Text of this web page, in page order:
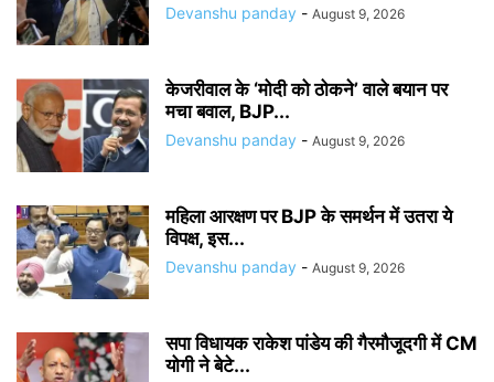
Devanshu panday - August 9, 2026
केजरीवाल के ‘मोदी को ठोकने’ वाले बयान पर
मचा बवाल, BJP...
Devanshu panday - August 9, 2026
महिला आरक्षण पर BJP के समर्थन में उतरा ये
विपक्ष, इस...
Devanshu panday - August 9, 2026
सपा विधायक राकेश पांडेय की गैरमौजूदगी में CM
योगी ने बेटे...